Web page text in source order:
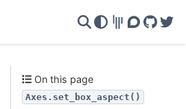
GitterDiscourse
GitHub
On this page
Axes.set_box_aspect()